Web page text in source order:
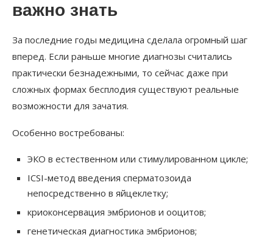
важно знать
За последние годы медицина сделала огромный шаг
вперед. Если раньше многие диагнозы считались
практически безнадежными, то сейчас даже при
сложных формах бесплодия существуют реальные
возможности для зачатия.
Особенно востребованы:
ЭКО в естественном или стимулированном цикле;
ICSI-метод введения сперматозоида
непосредственно в яйцеклетку;
криоконсервация эмбрионов и ооцитов;
генетическая диагностика эмбрионов;